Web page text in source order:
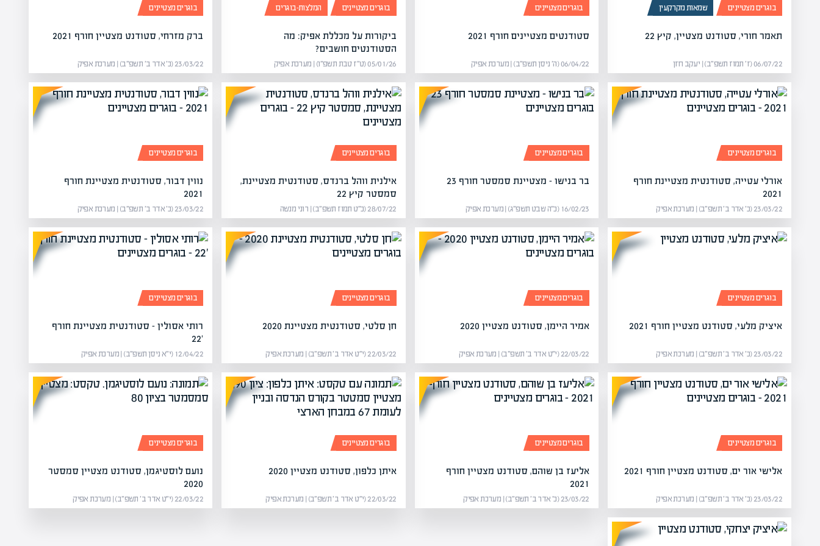
בוגרים מצטיינים שמאות מקרקעין
תאמר חורי, סטודנט מצטיין, קיץ 22
06/07/22 (ז׳ תמוז תשפ״ב) | יעקב חזן
בוגרים מצטיינים
סטודנטים מצטיינים חורף 2021
06/04/22 (ה׳ ניסן תשפ״ב) | מערכת אפיק
בוגרים מצטיינים המלצות-בוגרים
ביקורות על מכללת אפיק: מה
הסטודנטים חושבים?
05/01/26 (ט״ז טבת תשפ״ו) | מערכת אפיק
בוגרים מצטיינים
ברק מזרחי, סטודנט מצטיין חורף 2021
23/03/22 (כ׳ אדר ב׳ תשפ״ב) | מערכת אפיק
בוגרים מצטיינים
אורלי עטייה, סטודנטית מצטיינת חורף
2021
23/03/22 (כ׳ אדר ב׳ תשפ״ב) | מערכת אפיק
בוגרים מצטיינים
בר בנישו – מצטיינת סמסטר חורף 23
16/02/23 (כ״ה שבט תשפ״ג) | מערכת אפיק
בוגרים מצטיינים
אילנית ווהל ברנדס, סטודנטית מצטיינת,
סמסטר קיץ 22
28/07/22 (כ״ט תמוז תשפ״ב) | רוני מנשה
בוגרים מצטיינים
נווין דבור, סטודנטית מצטיינת חורף
2021
23/03/22 (כ׳ אדר ב׳ תשפ״ב) | מערכת אפיק
בוגרים מצטיינים
איציק מלעי, סטודנט מצטיין חורף 2021
23/03/22 (כ׳ אדר ב׳ תשפ״ב) | מערכת אפיק
בוגרים מצטיינים
אמיר היימן, סטודנט מצטיין 2020
22/03/22 (י״ט אדר ב׳ תשפ״ב) | מערכת אפיק
בוגרים מצטיינים
חן סלטי, סטודנטית מצטיינת 2020
22/03/22 (י״ט אדר ב׳ תשפ״ב) | מערכת אפיק
בוגרים מצטיינים
רותי אסולין – סטודנטית מצטיינת חורף
'22
12/04/22 (י״א ניסן תשפ״ב) | מערכת אפיק
בוגרים מצטיינים
אלישי אור ים, סטודנט מצטיין חורף 2021
23/03/22 (כ׳ אדר ב׳ תשפ״ב) | מערכת אפיק
בוגרים מצטיינים
אליעז בן שוהם, סטודנט מצטיין חורף
2021
23/03/22 (כ׳ אדר ב׳ תשפ״ב) | מערכת אפיק
בוגרים מצטיינים
איתן כלפון, סטודנט מצטיין 2020
22/03/22 (י״ט אדר ב׳ תשפ״ב) | מערכת אפיק
בוגרים מצטיינים
נועם לוסטיגמן, סטודנט מצטיין סמסטר
2020
22/03/22 (י״ט אדר ב׳ תשפ״ב) | מערכת אפיק